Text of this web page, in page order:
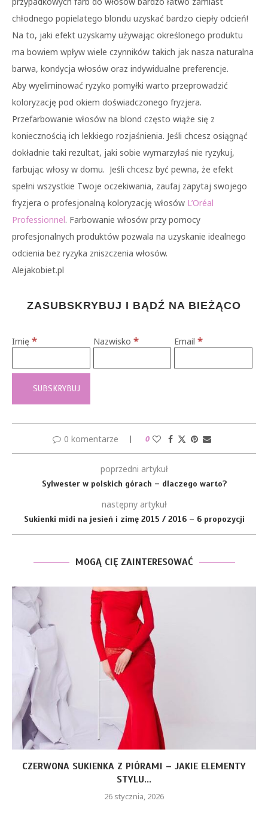
chłodnego popielatego blondu uzyskać bardzo ciepły odcień!
Na to, jaki efekt uzyskamy używając określonego produktu
ma bowiem wpływ wiele czynników takich jak nasza naturalna
barwa, kondycja włosów oraz indywidualne preferencje.
Aby wyeliminować ryzyko pomyłki warto przeprowadzić
koloryzację pod okiem doświadczonego fryzjera.
Przefarbowanie włosów na blond często wiąże się z
koniecznością ich lekkiego rozjaśnienia. Jeśli chcesz osiągnąć
dokładnie taki rezultat, jaki sobie wymarzyłaś nie ryzykuj,
farbując włosy w domu. Jeśli chcesz być pewna, że efekt
spełni wszystkie Twoje oczekiwania, zaufaj zapytaj swojego
fryzjera o profesjonalną koloryzację włosów L’Oréal
Professionnel. Farbowanie włosów przy pomocy
profesjonalnych produktów pozwala na uzyskanie idealnego
odcienia bez ryzyka zniszczenia włosów.
Alejakobiet.pl
ZASUBSKRYBUJ I BĄDŹ NA BIEŻĄCO
Imię * Nazwisko * Email*
0 komentarze 0
poprzedni artykuł
Sylwester w polskich górach – dlaczego warto?
następny artykuł
Sukienki midi na jesień i zimę 2015 / 2016 – 6 propozycji
MOGĄ CIĘ ZAINTERESOWAĆ
CZERWONA SUKIENKA Z PIÓRAMI – JAKIE ELEMENTY
STYLU...
26 stycznia, 2026